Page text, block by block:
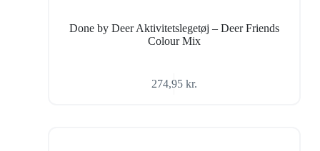
Done by Deer Aktivitetslegetøj – Deer Friends
Colour Mix
274,95 kr.